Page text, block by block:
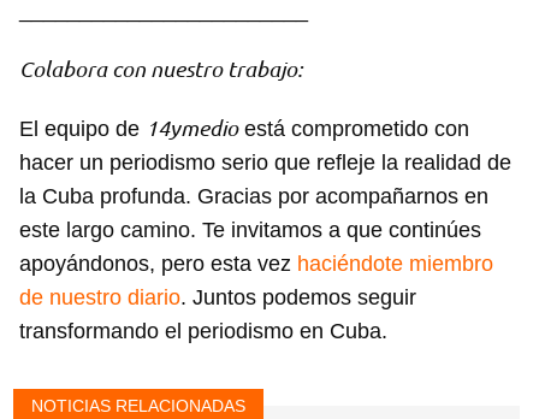
Colabora con nuestro trabajo:
El equipo de 14ymedioestá comprometido con
hacer un periodismo serio que refleje la realidad de
la Cuba profunda. Gracias por acompañarnos en
este largo camino. Te invitamos a que continúes
apoyándonos, pero esta vez haciéndote miembro
de nuestro diario. Juntos podemos seguir
transformando el periodismo en Cuba.
NOTICIAS RELACIONADAS